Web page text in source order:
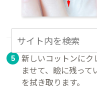
新しいコットンに
ませて、瞼に残って
を拭き取ります。